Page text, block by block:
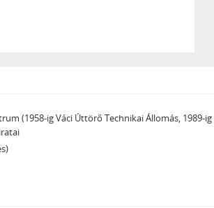
(1958-ig Váci Úttörő Technikai Állomás, 1989-ig